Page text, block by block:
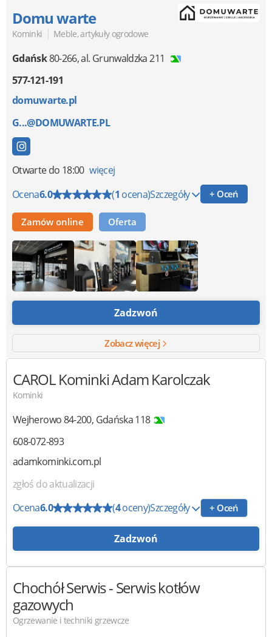
Domu warte
Kominki | Meble, artykuły ogrodowe
Gdańsk80-266,al. Grunwaldzka 211
577-121-191
domuwarte.pl
G...@DOMUWARTE.PL
Otwartedo 18:00 więcej
Ocena6.0 (1 ocena)Szczegóły + Oceń
Zamów online Oferta
Zadzwoń
Zobacz więcej
CAROL KominkiAdam Karolczak
Kominki
Wejherowo84-200, Gdańska 118
608-072-893
adamkominki.com.pl
zgłoś do aktualizacji
Ocena6.0 (4oceny)Szczegóły + Oceń
Zadzwoń
Chochół Serwis- Serwis kotłów
gazowych
Ogrzewanie i techniki grzewcze